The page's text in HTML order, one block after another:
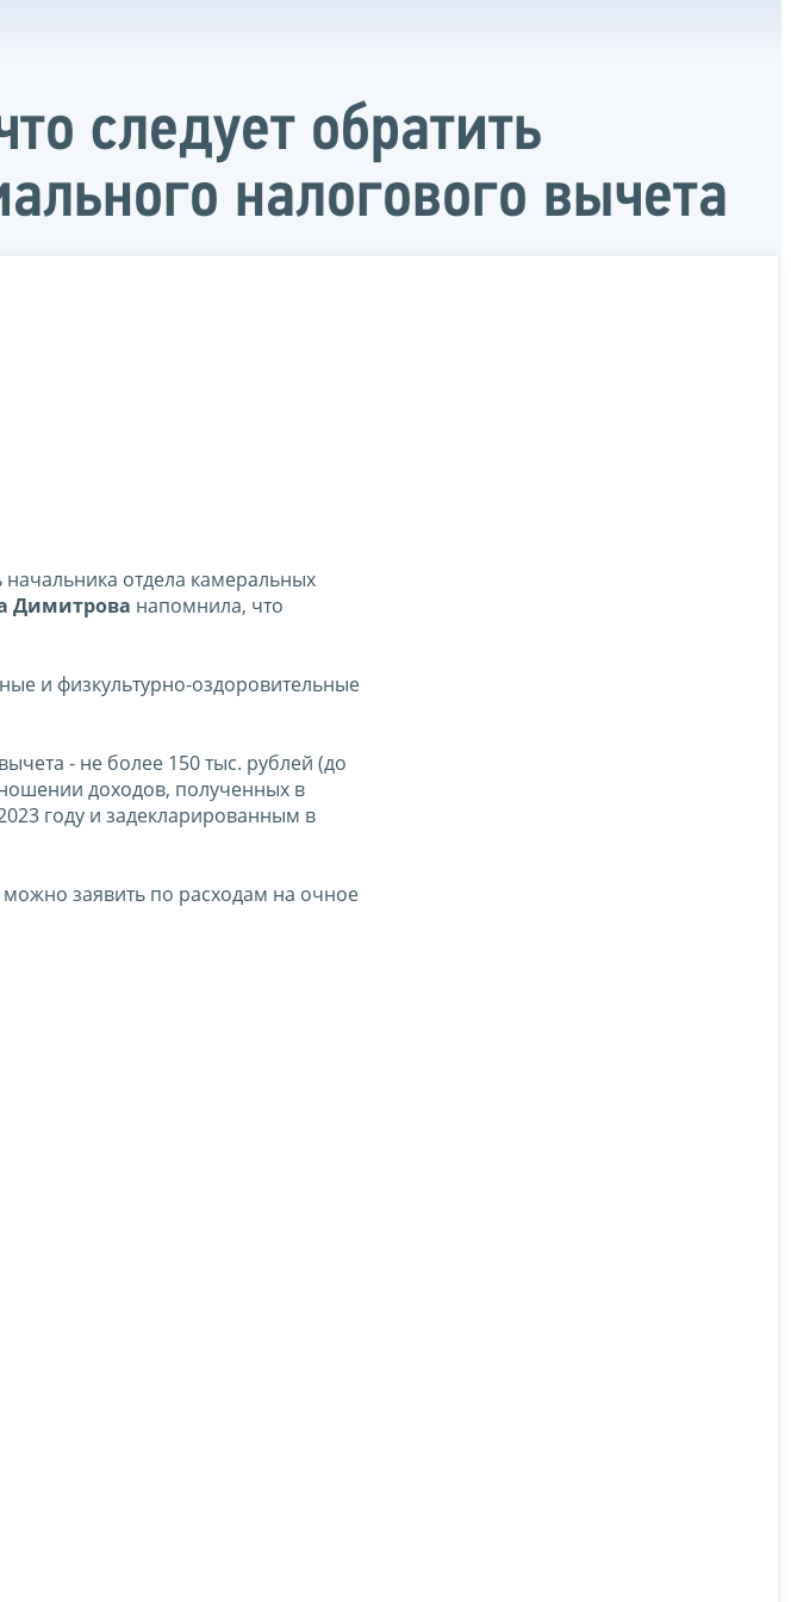
следует обратить
налогового вычета
отдела камеральных
Димитрова напомнила, что
и физкультурно-оздоровительные
- не более 150 тыс. рублей (до
доходов, полученных в
году и задекларированным в
можно заявить по расходам на очное